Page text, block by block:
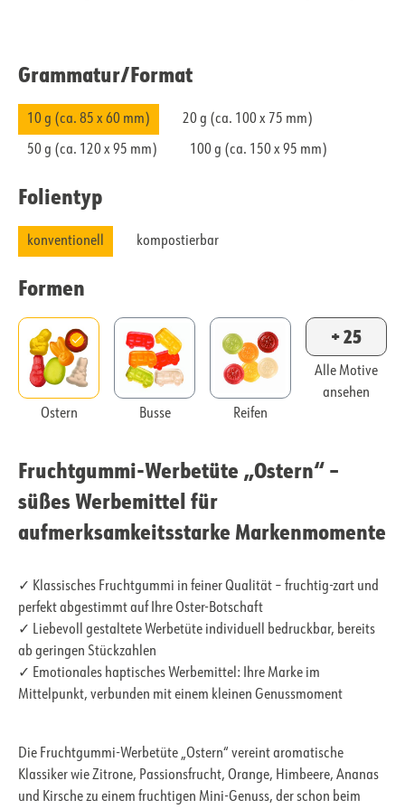
Grammatur/​Format
10 g (ca. 85 x 60 mm) 20 g (ca. 100 x 75 mm)
50 g (ca. 120 x 95 mm) 100 g (ca. 150 x 95 mm)
Folientyp
konventionell kompostierbar
Formen
Ostern Busse Reifen
+ 25
Alle Motive
ansehen
Fruchtgummi-Werbetüte „Ostern“ –
süßes Werbemittel für
aufmerksamkeitsstarke Markenmomente
✓ Klassisches Fruchtgummi in feiner Qualität – fruchtig-zart und
perfekt abgestimmt auf Ihre Oster-Botschaft
✓ Liebevoll gestaltete Werbetüte individuell bedruckbar, bereits
ab geringen Stückzahlen
✓ Emotionales haptisches Werbemittel: Ihre Marke im
Mittelpunkt, verbunden mit einem kleinen Genussmoment
Die Fruchtgummi-Werbetüte „Ostern“ vereint aromatische
Klassiker wie Zitrone, Passionsfrucht, Orange, Himbeere, Ananas
und Kirsche zu einem fruchtigen Mini-Genuss, der schon beim